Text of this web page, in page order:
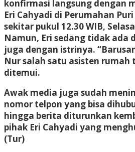
konfirmasi langsung dengan
Eri Cahyadi di Perumahan
sekitar pukul 12.30 WIB,
Namun, Eri sedang tidak ada
juga dengan istrinya.
Nur salah satu asisten rumah
ditemui.
Awak media juga sudah
nomor telpon yang bisa
hingga berita diturunkan
pihak Eri Cahyadi yang
(Tur)